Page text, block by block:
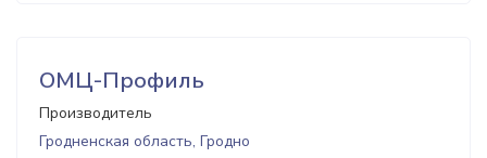
ОМЦ-Профиль
Производитель
Гродненская область, Гродно